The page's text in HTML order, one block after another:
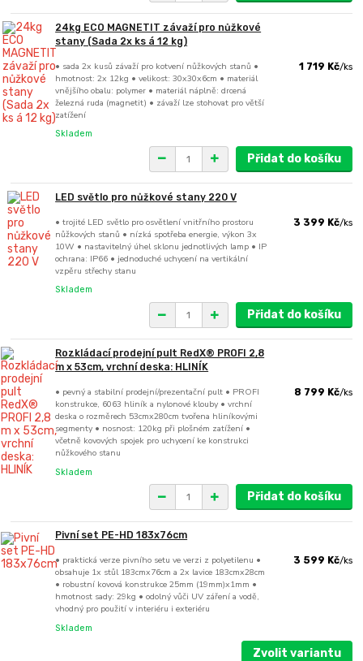
24kg ECO MAGNETIT závaží pro nůžkové
stany (Sada 2x ks á 12 kg)
• sada 2x kusů závaží pro kotvení nůžkových stanů •
hmotnost: 2x 12kg • velikost: 30x30x6cm • materiál
vnějšího obalu: polymer • materiál náplně: drcená
železná ruda (magnetit) • závaží lze stohovat pro větší
zatížení
1 719 Kč/ks
Skladem
Přidat do košíku
LED světlo pro nůžkové stany 220 V
• trojité LED světlo pro osvětlení vnitřního prostoru
nůžkových stanů • nízká spotřeba energie, výkon 3x
10W • nastavitelný úhel sklonu jednotlivých lamp • IP
ochrana: IP66 • jednoduché uchycení na vertikální
vzpěru střechy stanu
3 399 Kč/ks
Skladem
Přidat do košíku
Rozkládací prodejní pult RedX® PROFI 2,8
m x 53cm, vrchní deska: HLINÍK
• pevný a stabilní prodejní/prezentační pult • PROFI
konstrukce, 6063 hliník a nylonové klouby • vrchní
deska o rozměrech 53cmx280cm tvořena hliníkovými
segmenty • nosnost: 120kg při plošném zatížení •
včetně kovových spojek pro uchycení ke konstrukci
nůžkového stanu
8 799 Kč/ks
Skladem
Přidat do košíku
Pivní set PE-HD 183x76cm
• praktická verze pivního setu ve verzi z polyetilenu •
obsahuje 1x stůl 183cmx76cm a 2x lavice 183cmx28cm
• robustní kovová konstrukce 25mm (19mm)x1mm •
hmotnost sady: 29kg • odolný vůči UV záření a vodě,
vhodný pro použití v interiéru i exteriéru
3 599 Kč/ks
Skladem
Zvolit variantu